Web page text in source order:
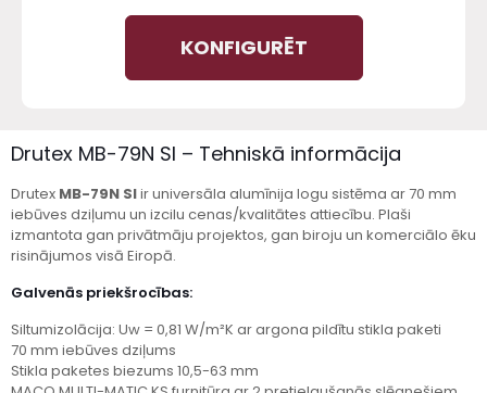
KONFIGURĒT
Drutex MB-79N SI – Tehniskā informācija
Drutex MB-79N SIir universāla alumīnija logu sistēma ar 70 mm
iebūves dziļumu un izcilu cenas/kvalitātes attiecību. Plaši
izmantota gan privātmāju projektos, gan biroju un komerciālo ēku
risinājumos visā Eiropā.
Galvenās priekšrocības:
Siltumizolācija: Uw = 0,81 W/m²K ar argona pildītu stikla paketi
70 mm iebūves dziļums
Stikla paketes biezums 10,5-63 mm